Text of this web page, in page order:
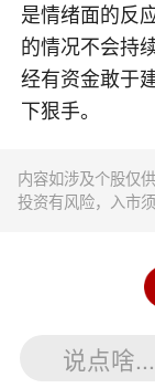
是情绪面的反
的情况不会持
经有资金敢于
下狠手。
内容如涉及个股仅
投资有风险，入市须
说点啥...